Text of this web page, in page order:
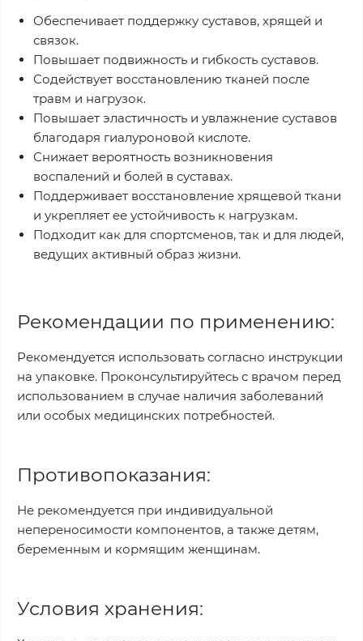
Обеспечивает поддержку суставов, хрящей и
связок.
Повышает подвижность и гибкость суставов.
Содействует восстановлению тканей после
травм и нагрузок.
Повышает эластичность и увлажнение суставов
благодаря гиалуроновой кислоте.
Снижает вероятность возникновения
воспалений и болей в суставах.
Поддерживает восстановление хрящевой ткани
и укрепляет ее устойчивость к нагрузкам.
Подходит как для спортсменов, так и для людей,
ведущих активный образ жизни.
Рекомендации по применению:
Рекомендуется использовать согласно инструкции
на упаковке. Проконсультируйтесь с врачом перед
использованием в случае наличия заболеваний
или особых медицинских потребностей.
Противопоказания:
Не рекомендуется при индивидуальной
непереносимости компонентов, а также детям,
беременным и кормящим женщинам.
Условия хранения: